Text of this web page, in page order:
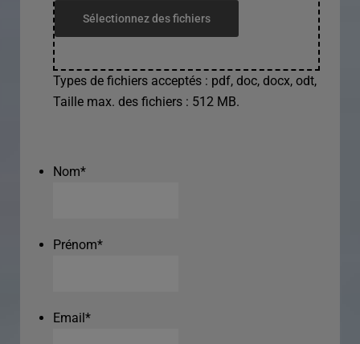
Sélectionnez des fichiers
Types de fichiers acceptés : pdf, doc, docx, odt,
Taille max. des fichiers : 512 MB.
Nom*
Prénom*
Email*